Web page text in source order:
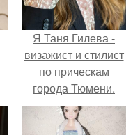
Я Таня Гилева -
визажист и стилист
по прическам
города Тюмени.